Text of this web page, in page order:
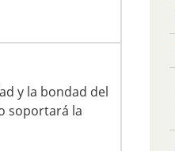
y la bondad del
soportará la